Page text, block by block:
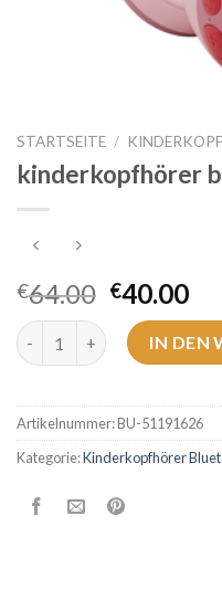
STARTSEITE /
kinderkopfhörer
€64.00 €40.00
kinderkopfhörer bluetooth
IN DEN
Artikelnummer:BU-51191626
Kategorie:Kinderkopfhörer